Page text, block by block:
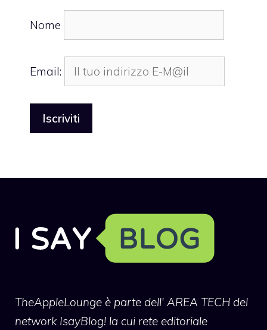
Nome
Email:
TheAppleLounge è parte dell' AREA TECH del
network IsayBlog! la cui rete editoriale